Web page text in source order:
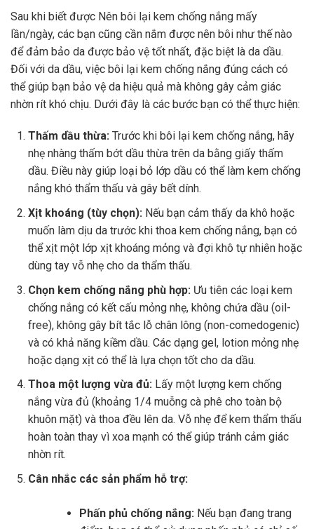
Sau khi biết được Nên bôi lại kem chống nắng mấy
lần/ngày, các bạn cũng cần nắm được nên bôi như thế nào
để đảm bảo da được bảo vệ tốt nhất, đặc biệt là da dầu.
Đối với da dầu, việc bôi lại kem chống nắng đúng cách có
thể giúp bạn bảo vệ da hiệu quả mà không gây cảm giác
nhờn rít khó chịu. Dưới đây là các bước bạn có thể thực hiện:
Thấm dầu thừa: Trước khi bôi lại kem chống nắng, hãy
nhẹ nhàng thấm bớt dầu thừa trên da bằng giấy thấm
dầu. Điều này giúp loại bỏ lớp dầu có thể làm kem chống
nắng khó thẩm thấu và gây bết dính.
Xịt khoáng (tùy chọn): Nếu bạn cảm thấy da khô hoặc
muốn làm dịu da trước khi thoa kem chống nắng, bạn có
thể xịt một lớp xịt khoáng mỏng và đợi khô tự nhiên hoặc
dùng tay vỗ nhẹ cho da thẩm thấu.
Chọn kem chống nắng phù hợp: Ưu tiên các loại kem
chống nắng có kết cấu mỏng nhẹ, không chứa dầu (oil-
free), không gây bít tắc lỗ chân lông (non-comedogenic)
và có khả năng kiềm dầu. Các dạng gel, lotion mỏng nhẹ
hoặc dạng xịt có thể là lựa chọn tốt cho da dầu.
Thoa một lượng vừa đủ: Lấy một lượng kem chống
nắng vừa đủ (khoảng 1/4 muỗng cà phê cho toàn bộ
khuôn mặt) và thoa đều lên da. Vỗ nhẹ để kem thẩm thấu
hoàn toàn thay vì xoa mạnh có thể giúp tránh cảm giác
nhờn rít.
Cân nhắc các sản phẩm hỗ trợ:
Phấn phủ chống nắng: Nếu bạn đang trang